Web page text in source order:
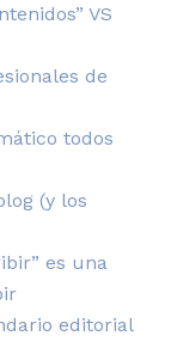
VS
de
todos
(y los
es una
editorial